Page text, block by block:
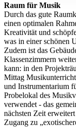
Raum für Musik
Durch das gute
einen optimalen
Kreativität und
was in einer schönen
Zudem ist das
Klassenzimmern
kann: in den
Mittag
und Instrumentarium
Probelokal des
verwendet - das
nächsten Zeit
Zugang zu